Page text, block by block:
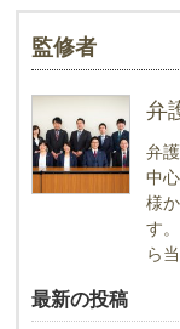
監修者
弁
弁
中
様
す
ら
最新の投稿